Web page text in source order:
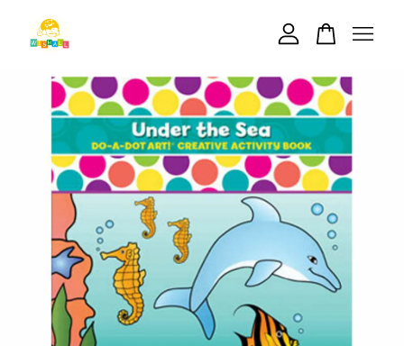
您的購物車目前還是空的。
繼續購物